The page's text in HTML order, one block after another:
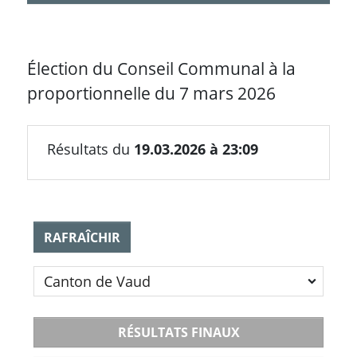
accéder
simplifiée
du
site.
Élection du Conseil Communal à la
proportionnelle du 7 mars 2026
Résultats du 19.03.2026 à 23:09
RAFRAÎCHIR
RÉSULTATS FINAUX